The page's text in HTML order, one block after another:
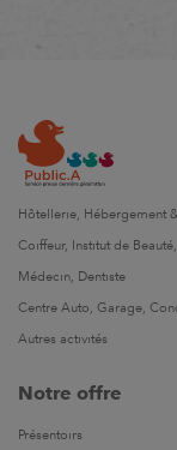
Hôtellerie, Hébergement
Coiffeur, Institut de
Médecin, Dentiste
Centre Auto, Garage,
Autres activités
Notre offre
Présentoirs